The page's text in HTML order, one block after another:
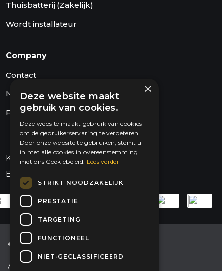
Thuisbatterij (Zakelijk)
Wordt installateur
Company
Contact
Nieuws
FAQ
KVK: 89842316
BTW: NL865129423B01
© 2026 Dysun Energy
Algemene voorwaarden
×
Deze website maakt
gebruik van cookies.
Deze website maakt gebruik van cookies
om de gebruikerservaring te verbeteren.
Door onze website te gebruiken, stemt u
in met alle cookies in overeenstemming
met ons Cookiebeleid. Lees verder
STRIKT NOODZAKELIJK
PRESTATIE
TARGETING
FUNCTIONEEL
NIET-GECLASSIFICEERD